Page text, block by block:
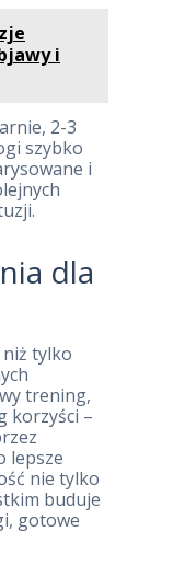
i
2-3
szybko
i
dla
niż tylko
trening,
korzyści –
lepsze
nie tylko
buduje
gotowe